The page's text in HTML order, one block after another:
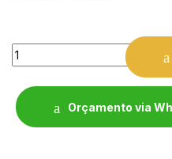
Quantity
Orçamento via